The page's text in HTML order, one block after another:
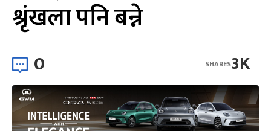
श्रृंखला पनि बन्ने
0 3K
SHARES